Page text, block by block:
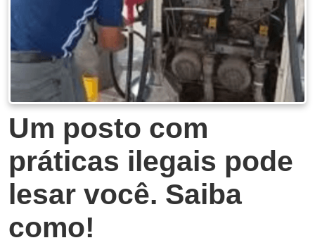
Um posto com
práticas ilegais pode
lesar você. Saiba
como!